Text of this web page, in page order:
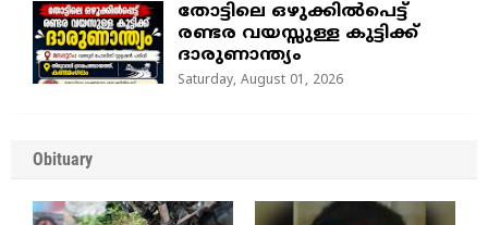
തോട്ടിലെ ഒഴുക്കിൽപെട്ട്
രണ്ടര വയസ്സുള്ള കുട്ടിക്ക്
ദാരുണാന്ത്യം
Saturday, August 01, 2026
Obituary